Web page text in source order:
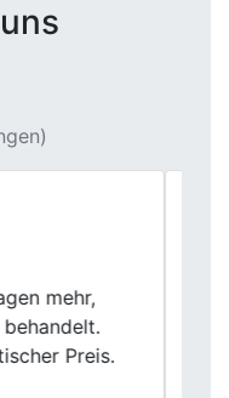
bei
Der
und